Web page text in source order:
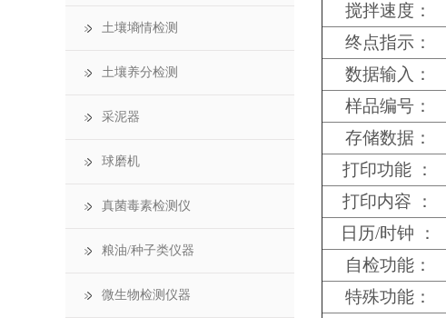
搅拌速度：
终点指示：
数据输入：
样品编号：
存储数据：
打印功能 ：
打印内容 ：
日历/时钟 ：
自检功能：
特殊功能：
土壤墒情检测
土壤养分检测
采泥器
球磨机
真菌毒素检测仪
粮油/种子类仪器
微生物检测仪器